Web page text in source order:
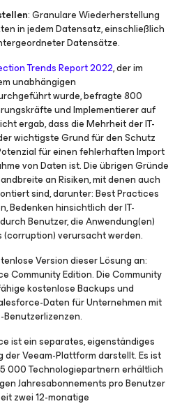
: Granulare Wiederherstellung
in jedem Datensatz, einschließlich
Datensätze.
Trends Report 2022, der im
unabhängigen
wurde, befragte 800
und Implementierer auf
ergab, dass die Mehrheit der IT-
wichtigste Grund für den Schutz
für einen fehlerhaften Import
von Daten ist. Die übrigen Gründe
an Risiken, mit denen auch
sind, darunter: Best Practices
Bedenken hinsichtlich der IT-
Benutzer, die Anwendung(en)
verursacht werden.
Version dieser Lösung an:
Community Edition. Die Community
kostenlose Backups und
Daten für Unternehmen mit
ist ein separates, eigenständiges
der Veeam-Plattform darstellt. Es ist
000 Technologiepartnern erhältlich
Jahresabonnements pro Benutzer
zwei 12-monatige